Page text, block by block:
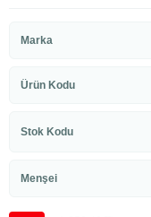
Marka
Ürün Kodu
Stok Kodu
Menşei